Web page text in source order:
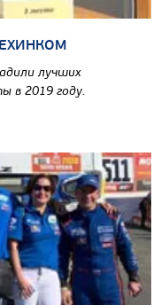
лучших
в 2019 году.